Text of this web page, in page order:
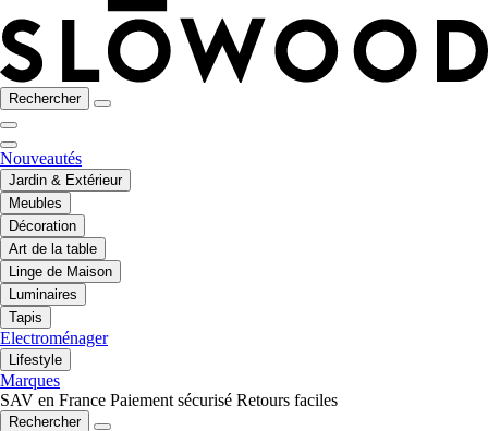
Rechercher
Nouveautés
Jardin & Extérieur
Meubles
Décoration
Art de la table
Linge de Maison
Luminaires
Tapis
Electroménager
Lifestyle
Marques
SAV en France Paiement sécurisé Retours faciles
Rechercher